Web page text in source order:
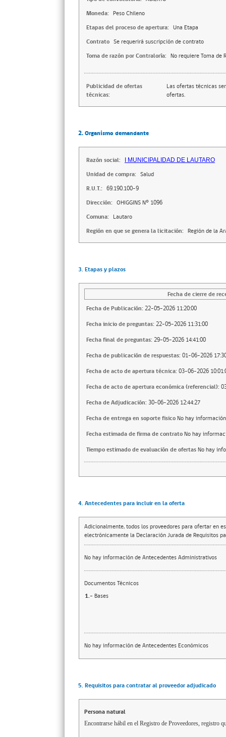
Moneda: Peso Chileno
Etapas del proceso de apertura: Una Etapa
Contrato Se requerirá suscripción de contrato
Toma de razón por Contraloría: No requiere Toma de
Publicidad de ofertas
técnicas:
Las ofertas técnicas
ofertas.
2. Organismo demandante
Razón social: I MUNICIPALIDAD DE LAUTARO
Unidad de compra: Salud
R.U.T.: 69.190.100-9
Dirección: OHIGGINS Nº 1096
Comuna: Lautaro
Región en que se genera la licitación: Región de la
3. Etapas y plazos
Fecha de cierre de
Fecha de Publicación: 22-05-2026 11:20:00
Fecha inicio de preguntas: 22-05-2026 11:31:00
Fecha final de preguntas: 29-05-2026 14:41:00
Fecha de publicación de respuestas: 01-06-2026
Fecha de acto de apertura técnica: 03-06-2026
Fecha de acto de apertura económica (referencial):
Fecha de Adjudicación: 30-06-2026 12:44:27
Fecha de entrega en soporte fisicoNo hay información
Fecha estimada de firma de contratoNo hay
Tiempo estimado de evaluación de ofertasNo hay
4. Antecedentes para incluir en la oferta
Adicionalmente, todos los proveedores para ofertar en
electrónicamente la Declaración Jurada de Requisitos
No hay información de Antecedentes Administrativos
Documentos Técnicos
1.- Bases
No hay información de Antecedentes Económicos
5. Requisitos para contratar al proveedor adjudicado
Persona natural
Encontrarse hábil en el Registro de Proveedores, registro